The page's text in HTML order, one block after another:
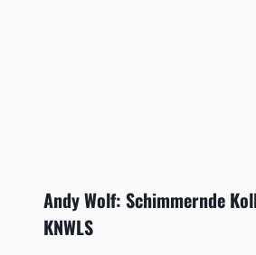
Andy Wolf: Schimmernde
KNWLS